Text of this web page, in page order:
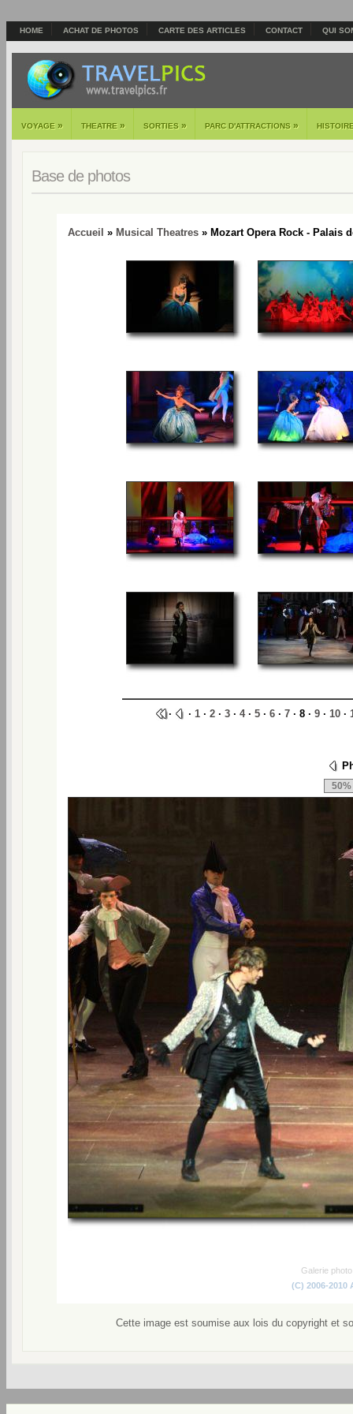
HOME ACHAT DE PHOTOS CARTE DES ARTICLES CONTACT QUI
VOYAGE » THEATRE » SORTIES » PARC D'ATTRACTIONS »
Base de photos
Accueil » Musical Theatres » Mozart Opera Rock - Palais
· · 1 · 2 · 3 · 4· 5 · 6 · 7 · 8 · 9 · 10 ·
Galerie
(C) 2006-2010
Cette image est soumise aux lois du copyright et